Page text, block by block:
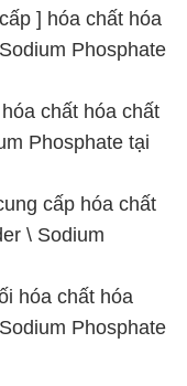
] hóa chất hóa
Phosphate
chất hóa chất
Phosphate tại
cấp hóa chất
\ Sodium
hóa chất hóa
Phosphate